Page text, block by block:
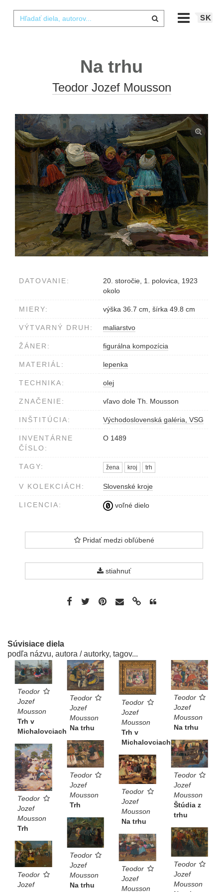
SK
Na trhu
Teodor Jozef Mousson
DATOVANIE:
20. storočie, 1. polovica, 1923
okolo
MIERY: výška 36.7 cm, šírka 49.8 cm
VÝTVARNÝ DRUH: maliarstvo
ŽÁNER: figurálna kompozícia
MATERIÁL: lepenka
TECHNIKA: olej
ZNAČENIE: vľavo dole Th. Mousson
INŠTITÚCIA: Východoslovenská galéria, VSG
INVENTÁRNE
ČÍSLO:
O 1489
TAGY: žena kroj trh
V KOLEKCIÁCH: Slovenské kroje
LICENCIA: voľné dielo
Pridať medzi obľúbené
stiahnuť
Súvisiace diela
podľa názvu, autora / autorky, tagov...
Teodor
Jozef
Mousson
Trh v
Michalovciach
Teodor
Jozef
Mousson
Na trhu
Teodor
Jozef
Mousson
Trh v
Michalovciach
Teodor
Jozef
Mousson
Na trhu
Teodor
Jozef
Mousson
Štúdia z
trhu
Teodor
Jozef
Mousson
Trh
Teodor
Jozef
Mousson
Trh
Teodor
Jozef
Mousson
Na trhu
Teodor
Jozef
Mousson
Na trhu
Teodor
Jozef
Mousson
Teodor
Jozef
Mousson
Teodor
Jozef